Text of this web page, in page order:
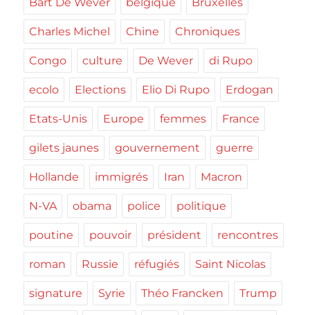
Charles Michel Chine Chroniques
Congo culture De Wever di Rupo
ecolo Elections Elio Di Rupo Erdogan
Etats-Unis Europe femmes France
gilets jaunes gouvernement guerre
Hollande immigrés Iran Macron
N-VA obama police politique
poutine pouvoir président rencontres
roman Russie réfugiés Saint Nicolas
signature Syrie Théo Francken Trump